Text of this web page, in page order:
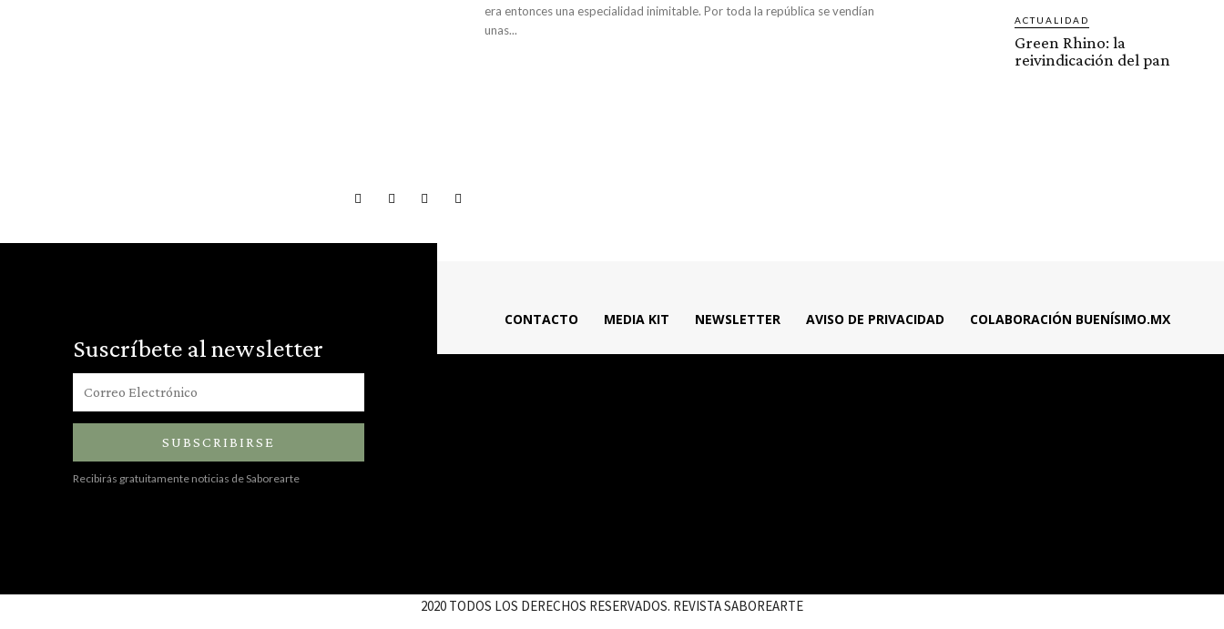
era entonces una especialidad inimitable. Por toda la república se vendían
unas...
ACTUALIDAD
Green Rhino: la
reivindicación del pan
Suscríbete al newsletter
SUBSCRIBIRSE
Recibirás gratuitamente noticias de Saborearte
CONTACTO MEDIA KIT NEWSLETTER AVISO DE PRIVACIDAD COLABORACIÓN BUENÍSIMO.MX
2020 TODOS LOS DERECHOS RESERVADOS. REVISTA SABOREARTE